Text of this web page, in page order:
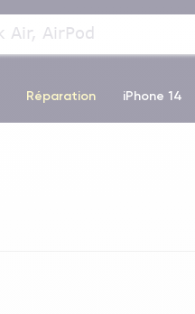
Réparation iPhone 14